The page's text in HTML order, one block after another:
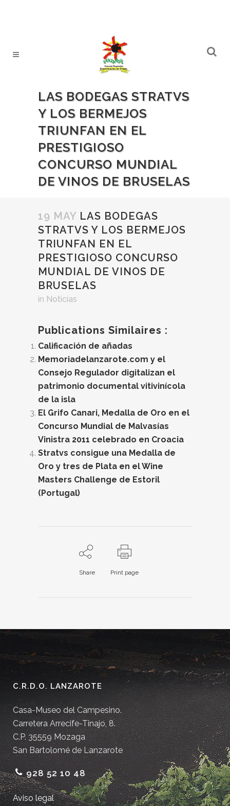
LAS BODEGAS STRATVS
Y LOS BERMEJOS
TRIUNFAN EN EL
PRESTIGIOSO
CONCURSO MUNDIAL
DE VINOS DE BRUSELAS
19 MAY LAS BODEGAS
STRATVS Y LOS BERMEJOS
TRIUNFAN EN EL
PRESTIGIOSO CONCURSO
MUNDIAL DE VINOS DE
BRUSELAS
in Noticias
Publications Similaires :
Calificación de añadas
Memoriadelanzarote.com y el
Consejo Regulador digitalizan el
patrimonio documental vitivinícola
de la isla
El Grifo Canari, Medalla de Oro en el
Concurso Mundial de Malvasías
Vinistra 2011 celebrado en Croacia
Stratvs consigue una Medalla de
Oro y tres de Plata en el Wine
Masters Challenge de Estoril
(Portugal)
Share Print page
C.R.D.O. LANZAROTE
Casa-Museo del Campesino.
Carretera Arrecife-Tinajo, 8.
C.P. 35559 Mozaga
San Bartolomé de Lanzarote
928 52 10 48
Aviso legal